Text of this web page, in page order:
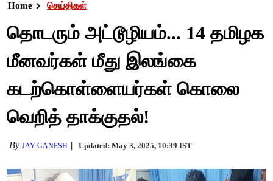
Home செய்திகள்
தொடரும் அட்டூழியம்... 14 தமிழக
மீனவர்கள் மீது இலங்கை
கடற்கொள்ளையர்கள் கொலை
வெறித் தாக்குதல்!
ByJAY GANESH Updated: May 3, 2025, 10:39 IST